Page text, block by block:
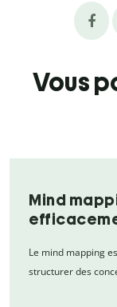
Vous
Mind
Le mind mapping
structurer des